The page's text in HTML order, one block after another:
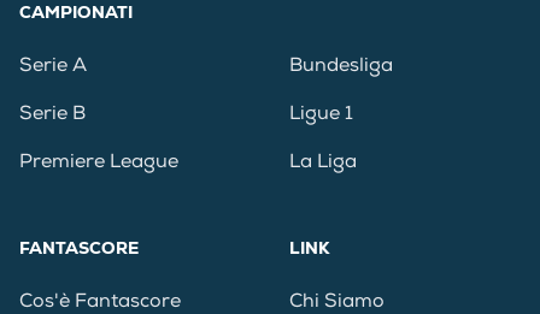
CAMPIONATI
Serie A
Serie B
Premiere League
Bundesliga
Ligue 1
La Liga
FANTASCORE
Cos'è Fantascore
LINK
Chi Siamo